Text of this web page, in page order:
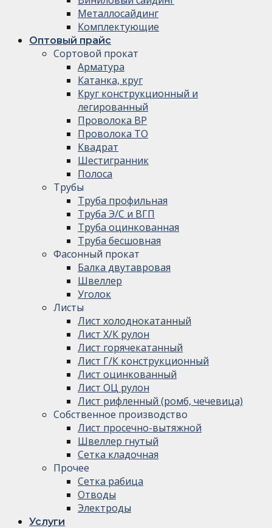
Металлосайдинг
Комплектующие
Оптовый прайс
Сортовой прокат
Арматура
Катанка, круг
Круг конструкционный и
легированный
Проволока ВР
Проволока ТО
Квадрат
Шестигранник
Полоса
Трубы
Труба профильная
Труба Э/С и ВГП
Труба оцинкованная
Труба бесшовная
Фасонный прокат
Балка двутавровая
Швеллер
Уголок
Листы
Лист холоднокатанный
Лист Х/К рулон
Лист горячекатанный
Лист Г/К конструкционный
Лист оцинкованный
Лист ОЦ рулон
Лист рифленный (ромб, чечевица)
Собственное производство
Лист просечно-вытяжной
Швеллер гнутый
Сетка кладочная
Прочее
Сетка рабица
Отводы
Электроды
Услуги